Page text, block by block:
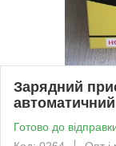
Зарядний
автоматичний
Готово до